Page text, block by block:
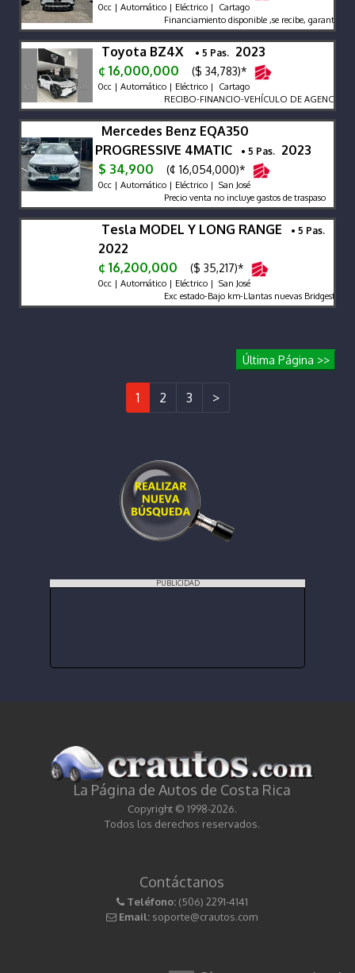
0cc | Automático | Eléctrico | Cartago
Financiamiento disponible ,se recibe, garantía y
Toyota BZ4X • 5 Pas. 2023
¢ 16,000,000
($ 34,783)*
0cc | Automático | Eléctrico | Cartago
RECIBO-FINANCIO-VEHÍCULO DE AGENCIA-
Mercedes Benz EQA350
PROGRESSIVE 4MATIC
• 5 Pas. 2023
$ 34,900
(¢ 16,054,000)*
0cc | Automático | Eléctrico | San José
Precio venta no incluye gastos de traspaso
Tesla MODEL Y LONG RANGE • 5 Pas.
2022
¢ 16,200,000
($ 35,217)*
0cc | Automático | Eléctrico | San José
Exc estado-Bajo km-Llantas nuevas Bridgestone-
Última Página >>
1 2 3 >
PUBLICIDAD
La Página de Autos de Costa Rica
Copyright © 1998-2026.
Todos los derechos reservados.
Contáctanos
Teléfono: (506) 2291-4141
Email: soporte@crautos.com